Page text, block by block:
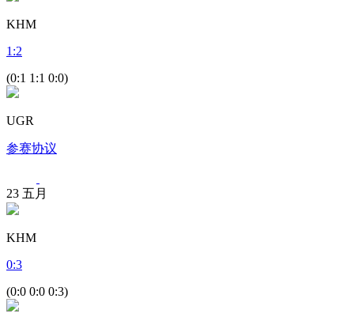
KHM
1 :2
(0:1 1:1 0:0)
UGR
参赛协议
23 五月
KHM
0:3
(0:0 0:0 0:3)